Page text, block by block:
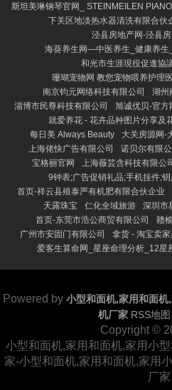
斯坦美琳钢琴官网_ STEINMEILEN PIANO
下关区地淡热水器清洗有限合伙
泾县房地产网-泾县
海葵养生网—中医养生_健康养生
和光市生涯現役促進協
珊瑚宠物网 教您宠物喂养护理
南京钧元网络科技有限公司
湖州
淄博市民尊科技有限公司
旭诚优贝-官方
就爱养花 - 花卉品种图片分享及
每日美 Always Beauty
大关房源网-
上海佬快广告有限公司
诺贝尔有限公
宝格丽官网
上海薇芸含科技有限公
9钟表;广告促销礼品;手机挂件;
首页-祥云县殖泰严有机肥有限合伙企业
天露珠宝
仁化全域旅游
深圳市
首页-东莞市浩公商贸有限公司
赣
广州市安固门有限公司
拿货 - 淘宝卖
爱客生算命网_星座命理分析_12星
Powered by 小型和面机,家用和面
机厂家 RSS地图
Copyright ©
小型和面机,家用和面机,家用小
家-小型和面机,家用和面机,家用
厂家